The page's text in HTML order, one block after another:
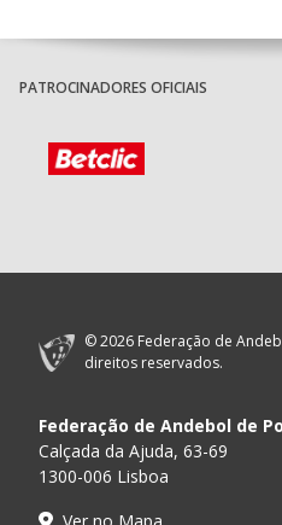
PATROCINADORES OFICIAIS
© 2026 Federação de
direitos reservados.
Federação de Andebol de
Calçada da Ajuda, 63-69
1300-006 Lisboa